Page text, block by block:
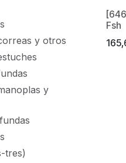
y otros
y
tres)
Fsh